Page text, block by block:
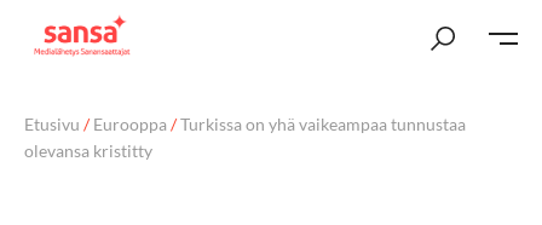
Etusivu /Eurooppa/Turkissa on yhä vaikeampaa tunnustaa
olevansa kristitty